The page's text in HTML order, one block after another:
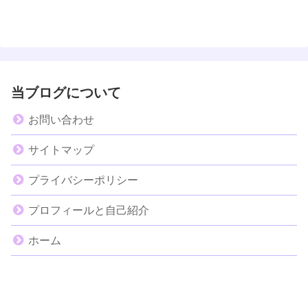
当ブログについて
お問い合わせ
サイトマップ
プライバシーポリシー
プロフィールと自己紹介
ホーム